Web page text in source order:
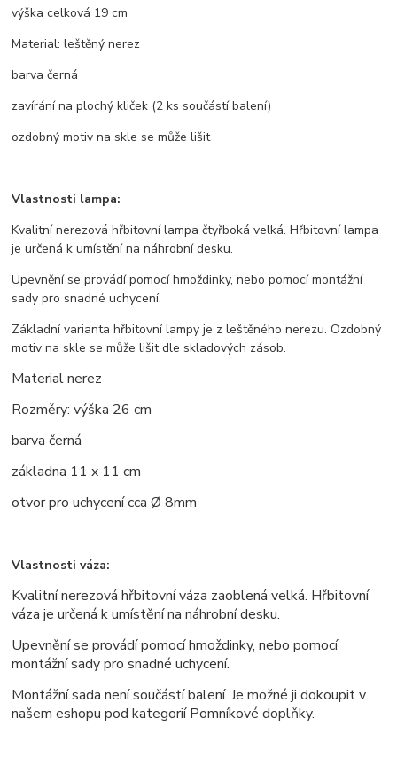
výška celková 19 cm
Material: leštěný nerez
barva černá
zavírání na plochý kliček (2 ks součástí balení)
ozdobný motiv na skle se může lišit
Vlastnosti lampa:
Kvalitní nerezová hřbitovní lampa čtyřboká velká. Hřbitovní lampa
je určená k umístění na náhrobní desku.
Upevnění se provádí pomocí hmoždinky, nebo pomocí montážní
sady pro snadné uchycení.
Základní varianta hřbitovní lampy je z leštěného nerezu. Ozdobný
motiv na skle se může lišit dle skladových zásob.
Material nerez
Rozměry: výška 26 cm
barva černá
základna 11 x 11 cm
otvor pro uchycení ccaØ8mm
Vlastnosti váza:
Kvalitní nerezová hřbitovní váza zaoblená velká. Hřbitovní
váza je určená k umístění na náhrobní desku.
Upevnění se provádí pomocí hmoždinky, nebo pomocí
montážní sady pro snadné uchycení.
Montážní sada není součástí balení. Je možné ji dokoupit v
našem eshopu pod kategorií Pomníkové doplňky.